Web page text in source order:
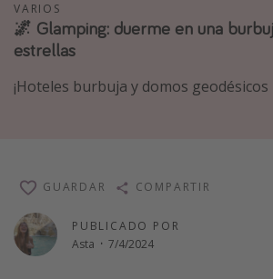
Albania
Camping
Viajar sola como mujer
Ofertas para Vacaciones Activas
Viajes en familia
VARIOS
🌌 Glamping: duerme en una
estrellas
¡Hoteles burbuja y domos
PUBLICADO POR
Asta · 7/4/2024
GUARDAR COMPARTIR